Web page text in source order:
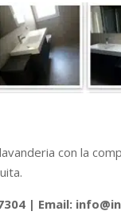
con la
| Email: